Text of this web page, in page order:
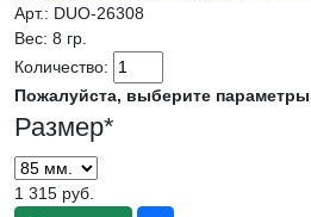
Арт.: DUO-26308
Вес: 8 гр.
Количество:
Пожалуйста, выберите параметры
Размер*
1 315 руб.